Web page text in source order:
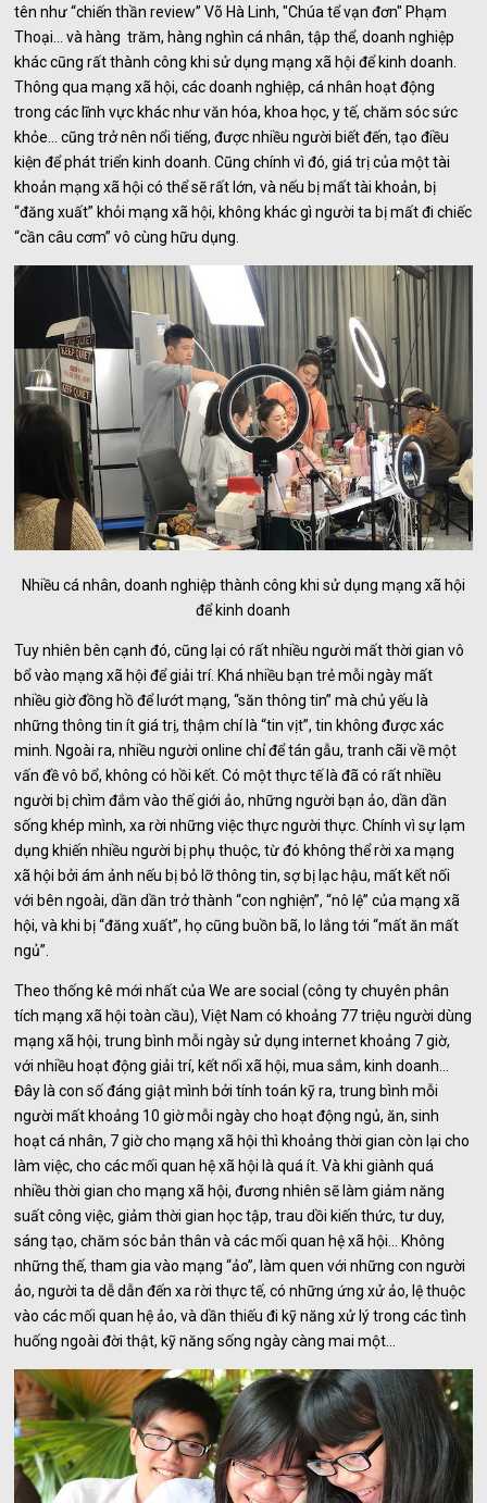
tên như “chiến thần review” Võ Hà Linh, "Chúa tể vạn đơn" Phạm
Thoại... và hàng trăm, hàng nghìn cá nhân, tập thể, doanh nghiệp
khác cũng rất thành công khi sử dụng mạng xã hội để kinh doanh.
Thông qua mạng xã hội, các doanh nghiệp, cá nhân hoạt động
trong các lĩnh vực khác như văn hóa, khoa học, y tế, chăm sóc sức
khỏe... cũng trở nên nổi tiếng, được nhiều người biết đến, tạo điều
kiện để phát triển kinh doanh. Cũng chính vì đó, giá trị của một tài
khoản mạng xã hội có thể sẽ rất lớn, và nếu bị mất tài khoản, bị
“đăng xuất” khỏi mạng xã hội, không khác gì người ta bị mất đi chiếc
“cần câu cơm” vô cùng hữu dụng.
Nhiều cá nhân, doanh nghiệp thành công khi sử dụng mạng xã hội
để kinh doanh
Tuy nhiên bên cạnh đó, cũng lại có rất nhiều người mất thời gian vô
bổ vào mạng xã hội để giải trí. Khá nhiều bạn trẻ mỗi ngày mất
nhiều giờ đồng hồ để lướt mạng, “săn thông tin” mà chủ yếu là
những thông tin ít giá trị, thậm chí là “tin vịt”, tin không được xác
minh. Ngoài ra, nhiều người online chỉ để tán gẫu, tranh cãi về một
vấn đề vô bổ, không có hồi kết. Có một thực tế là đã có rất nhiều
người bị chìm đắm vào thế giới ảo, những người bạn ảo, dần dần
sống khép mình, xa rời những việc thực người thực. Chính vì sự lạm
dụng khiến nhiều người bị phụ thuộc, từ đó không thể rời xa mạng
xã hội bởi ám ảnh nếu bị bỏ lỡ thông tin, sợ bị lạc hậu, mất kết nối
với bên ngoài, dần dần trở thành “con nghiện”, “nô lệ” của mạng xã
hội, và khi bị “đăng xuất”, họ cũng buồn bã, lo lắng tới “mất ăn mất
ngủ”.
Theo thống kê mới nhất của We are social (công ty chuyên phân
tích mạng xã hội toàn cầu), Việt Nam có khoảng 77 triệu người dùng
mạng xã hội, trung bình mỗi ngày sử dụng internet khoảng 7 giờ,
với nhiều hoạt động giải trí, kết nối xã hội, mua sắm, kinh doanh...
Đây là con số đáng giật mình bởi tính toán kỹ ra, trung bình mỗi
người mất khoảng 10 giờ mỗi ngày cho hoạt động ngủ, ăn, sinh
hoạt cá nhân, 7 giờ cho mạng xã hội thì khoảng thời gian còn lại cho
làm việc, cho các mối quan hệ xã hội là quá ít. Và khi giành quá
nhiều thời gian cho mạng xã hội, đương nhiên sẽ làm giảm năng
suất công việc, giảm thời gian học tập, trau dồi kiến thức, tư duy,
sáng tạo, chăm sóc bản thân và các mối quan hệ xã hội... Không
những thế, tham gia vào mạng “ảo”, làm quen với những con người
ảo, người ta dễ dẫn đến xa rời thực tế, có những ứng xử ảo, lệ thuộc
vào các mối quan hệ ảo, và dần thiếu đi kỹ năng xử lý trong các tình
huống ngoài đời thật, kỹ năng sống ngày càng mai một…